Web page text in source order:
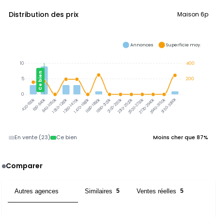
Distribution des prix Maison 6p
420-630k630-840k840-1050k1050-1260k1260-1470k1470-1680k1680-1890k1890-2100k2100-2310k2310-2520k2520-2730k2730-2940k2940-3150k3150-3360k
Ce bien
400
200
10
5
0
Annonces Superficie moy.
En vente (23) Ce bien Moins cher que 87%
Comparer
Autres agences Similaires 5 Ventes réelles 5